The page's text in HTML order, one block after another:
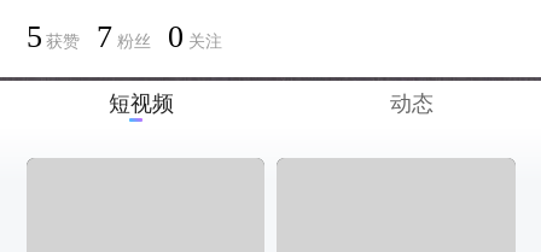
5 获赞 7 粉丝 0 关注
短视频 动态